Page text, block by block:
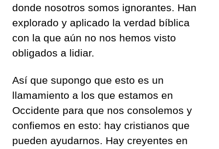
donde nosotros somos ignorantes. Han
explorado y aplicado la verdad bíblica
con la que aún no nos hemos visto
obligados a lidiar.
Así que supongo que esto es un
llamamiento a los que estamos en
Occidente para que nos consolemos y
confiemos en esto: hay cristianos que
pueden ayudarnos. Hay creyentes en